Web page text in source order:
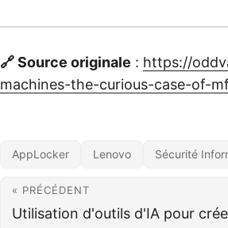
🔗 Source originale : https://
machines-the-curious-case-of-
AppLocker Lenovo Sécurité
« PRÉCÉDENT
Utilisation d'outils d'IA pour